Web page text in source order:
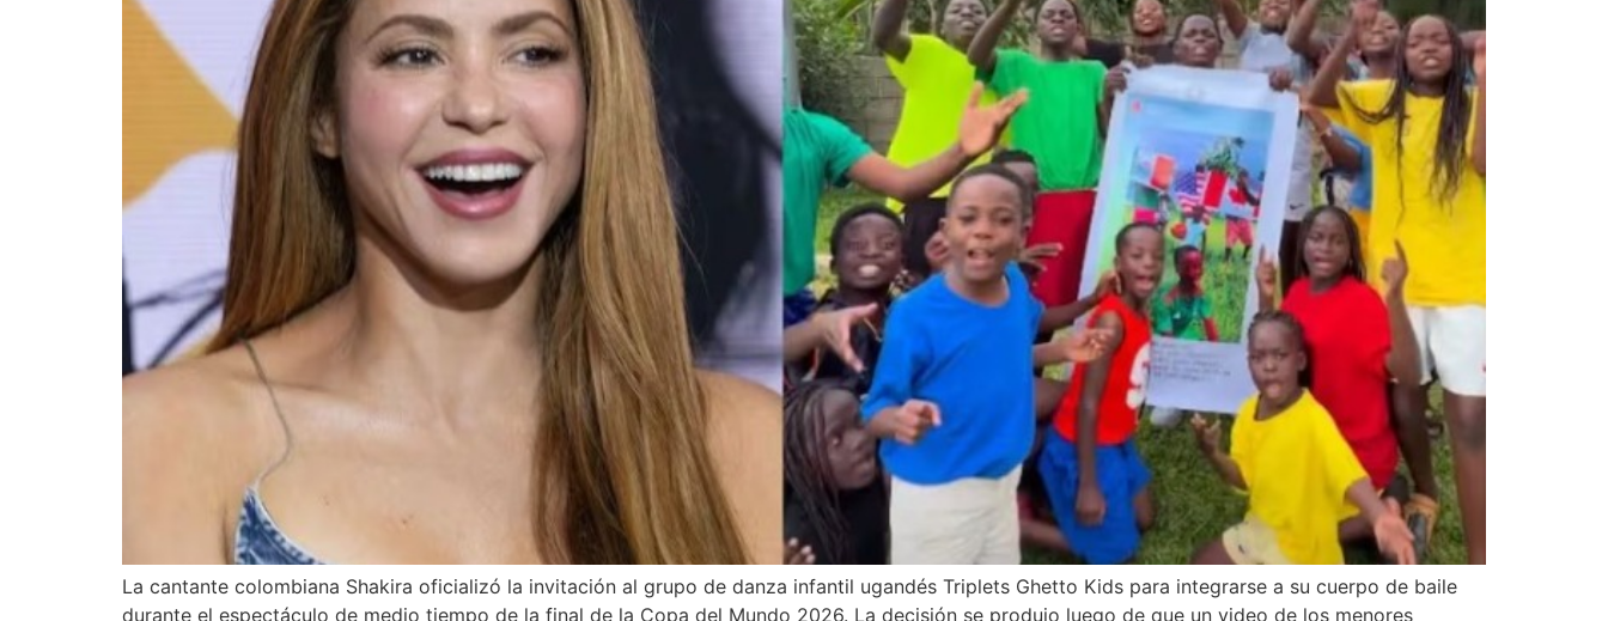
La cantante colombiana Shakira oficializó la invitación al grupo de danza infantil ugandés Triplets Ghetto Kids para integrarse a su cuerpo de baile
durante el espectáculo de medio tiempo de la final de la Copa del Mundo 2026. La decisión se produjo luego de que un video de los menores